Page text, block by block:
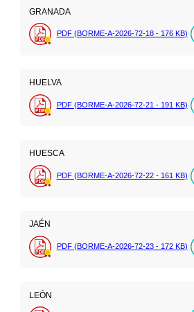
GRANADA
PDF (BORME-A-2026-72-18 - 176 KB)
HUELVA
PDF (BORME-A-2026-72-21 - 191 KB)
HUESCA
PDF (BORME-A-2026-72-22 - 161 KB)
JAÉN
PDF (BORME-A-2026-72-23 - 172 KB)
LEÓN